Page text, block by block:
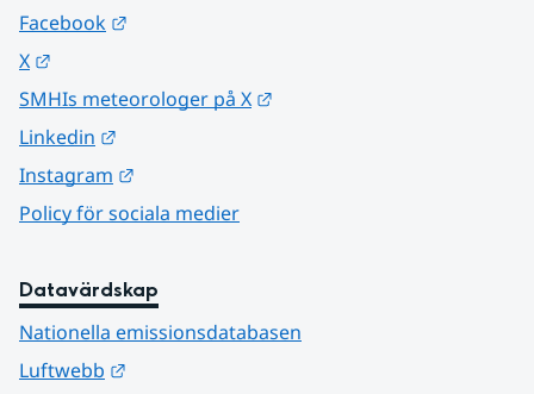
Facebook
X
SMHIs meteorologer på X
Linkedin
Instagram
Policy för sociala medier
Datavärdskap
Nationella emissionsdatabasen
Luftwebb